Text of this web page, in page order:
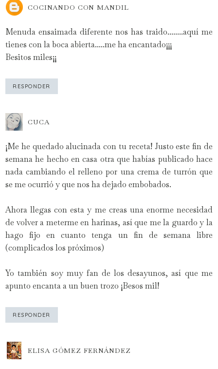
COCINANDO CON MANDIL
Menuda ensaimada diferente nos has traido........aquí me
tienes con la boca abierta.....me ha encantado¡¡¡
Besitos miles¡¡
RESPONDER
CUCA
¡Me he quedado alucinada con tu receta! Justo este fin de
semana he hecho en casa otra que habías publicado hace
nada cambiando el relleno por una crema de turrón que
se me ocurrió y que nos ha dejado embobados.
Ahora llegas con esta y me creas una enorme necesidad
de volver a meterme en harinas, así que me la guardo y la
hago fijo en cuanto tenga un fin de semana libre
(complicados los próximos)
Yo también soy muy fan de los desayunos, así que me
apunto encanta a un buen trozo ¡Besos mil!
RESPONDER
ELISA GÓMEZ FERNÁNDEZ